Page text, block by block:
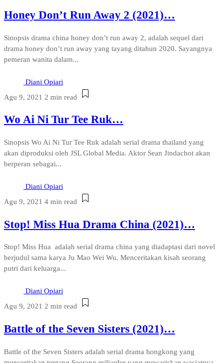
Honey Don’t Run Away 2 (2021)…
Sinopsis drama china honey don’t run away 2, adalah sequel dari
drama honey don’t run away yang tayang ditahun 2020. Sayangnya
pemeran wanita dalam...
Diani Opiari
Agu 9, 2021 2 min read
Wo Ai Ni Tur Tee Ruk…
Sinopsis Wo Ai Ni Tur Tee Ruk adalah serial drama thailand yang
akan diproduksi oleh JSL Global Media. Aktor Sean Jindachot akan
berperan sebagai...
Diani Opiari
Agu 9, 2021 4 min read
Stop! Miss Hua Drama China (2021)…
Stop! Miss Hua adalah serial drama china yang diadaptasi dari novel
berjudul sama karya Ju Mao Wei Wu. Menceritakan kisah seorang
putri dari keluarga...
Diani Opiari
Agu 9, 2021 2 min read
Battle of the Seven Sisters (2021)…
Battle of the Seven Sisters adalah serial drama hongkong yang